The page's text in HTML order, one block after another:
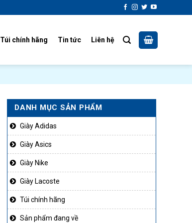
Túi chính hãng Tin tức Liên hệ
DANH MỤC SẢN PHẨM
Giày Adidas
Giày Asics
Giày Nike
Giày Lacoste
Túi chính hãng
Sản phẩm đang về